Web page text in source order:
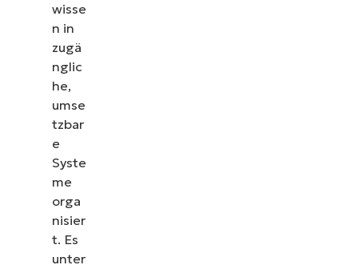
wisse
n in
zugä
nglic
he,
umse
tzbar
e
Syste
me
orga
nisier
t. Es
unter